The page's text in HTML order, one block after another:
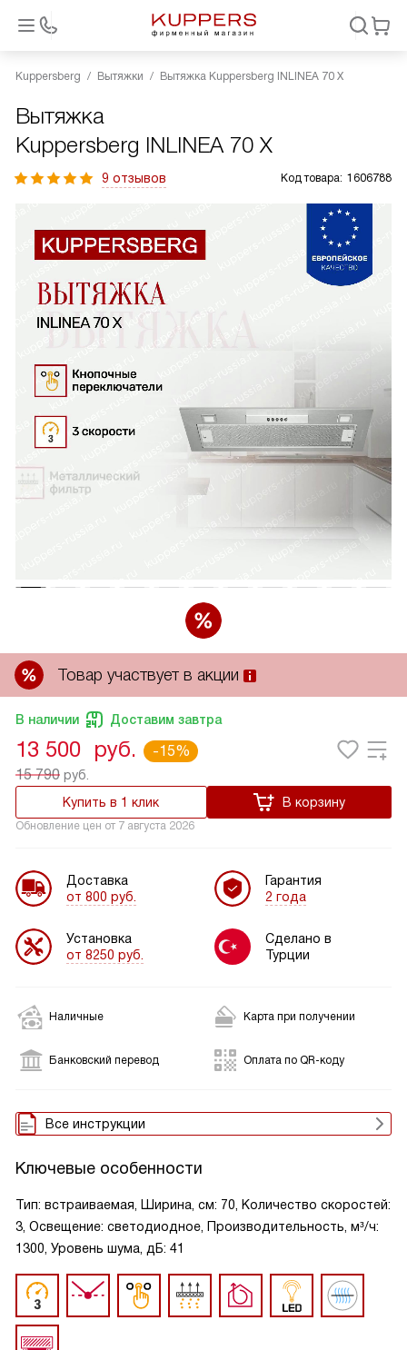
Kuppersberg Вытяжки Вытяжка Kuppersberg INLINEA 70 X
Вытяжка
Kuppersberg INLINEA 70 X
9 отзывов Код товара: 1606788
Товар участвует в акции
В наличии Доставим завтра
13 500 руб.
-15%
15 790 руб.
Купить в 1 клик
В корзину
Обновление цен от 7 августа 2026
Доставка
от 800 руб.
Установка
от 8250 руб.
Гарантия
2 года
Сделано в
Турции
Наличные Карта при получении
Банковский перевод Оплата по QR-коду
Все инструкции
Ключевые особенности
Тип: встраиваемая, Ширина, см: 70, Количество скоростей:
3, Освещение: светодиодное, Производительность, м³/ч:
1300, Уровень шума, дБ: 41